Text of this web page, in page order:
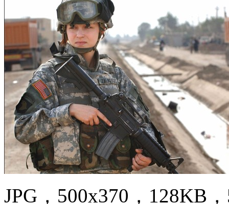
JPG，500x370，128KB